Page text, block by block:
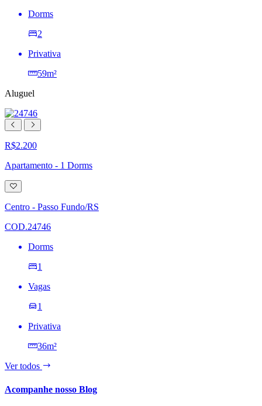
Dorms
2
Privativa
59m²
Aluguel
R$2.200
Apartamento - 1 Dorms
Adicionar
à
lista
de
Centro - Passo Fundo/RS
COD.24746
Dorms
1
Vagas
1
Privativa
36m²
Ver todos
Acompanhe nosso Blog